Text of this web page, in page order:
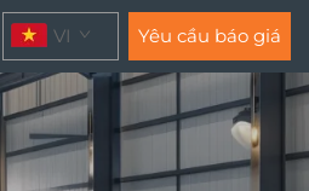
VI Yêu cầu báo giá